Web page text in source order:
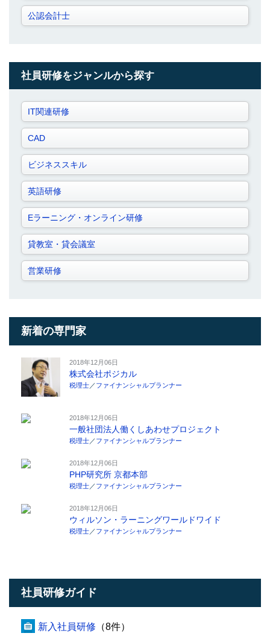
公認会計士
社員研修をジャンルから探す
IT関連研修
CAD
ビジネススキル
英語研修
Eラーニング・オンライン研修
貸教室・貸会議室
営業研修
新着の専門家
2018年12月06日
株式会社ポジカル
税理士 ／ファイナンシャルプランナー
2018年12月06日
一般社団法人働くしあわせプロジェクト
税理士 ／ファイナンシャルプランナー
2018年12月06日
PHP研究所 京都本部
税理士 ／ファイナンシャルプランナー
2018年12月06日
ウィルソン・ラーニングワールドワイド
税理士 ／ファイナンシャルプランナー
社員研修ガイド
新入社員研修 （8件）